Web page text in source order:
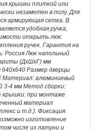
крышки плиткой или
незаметен в полу. Для
армирующая сетка. В
удобная ручка,
открыть люк.
ручек. Гарантия на
Россия Люк напольный
(ДхШхГ) мм
Размер дверцы
Материал: алюминиевый
3-4 мм Метод сборки:
крышки: при монтаже
материал
и т.д.). Фиксация:
изготовление
числе из латуни и